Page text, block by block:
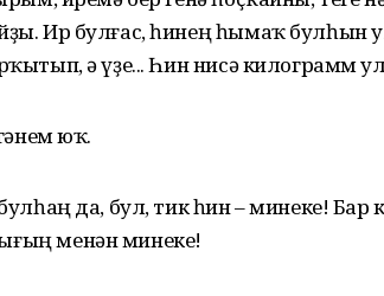
Ир булғас, һинең һымаҡ булһын
ә үҙе... Һин нисә килограмм
юҡ.
да, бул, тик һин – минеке!
менән минеке!